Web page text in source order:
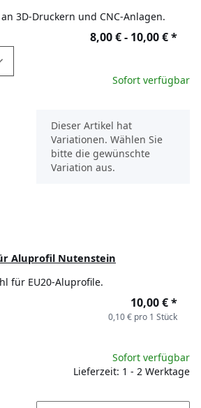
3D-Druckern und CNC-Anlagen.
8,00 € - 10,00 €*
Sofort verfügbar
x
Dieser Artikel hat
Variationen. Wählen Sie
bitte die gewünschte
Variation aus.
Aluprofil Nutenstein
für EU20-Aluprofile.
10,00 €*
0,10 € pro 1 Stück
Sofort verfügbar
Lieferzeit: 1 - 2 Werktage